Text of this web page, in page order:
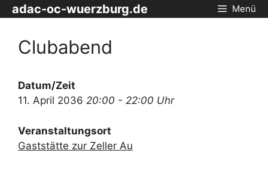
Zum
Inhalt
adac-oc-wuerzburg.de Menü
Clubabend
Datum/Zeit
11. April 2036 20:00 - 22:00 Uhr
Veranstaltungsort
Gaststätte zur Zeller Au